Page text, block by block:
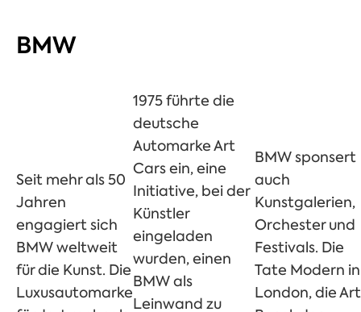
BMW
Seit mehr als 50
Jahren
engagiert sich
BMW weltweit
für die Kunst. Die
Luxusautomarke
1975 führte die
deutsche
Automarke Art
Cars ein, eine
Initiative, bei der
Künstler
eingeladen
wurden, einen
BMW als
Leinwand zu
BMW sponsert
auch
Kunstgalerien,
Orchester und
Festivals. Die
Tate Modern in
London, die Art